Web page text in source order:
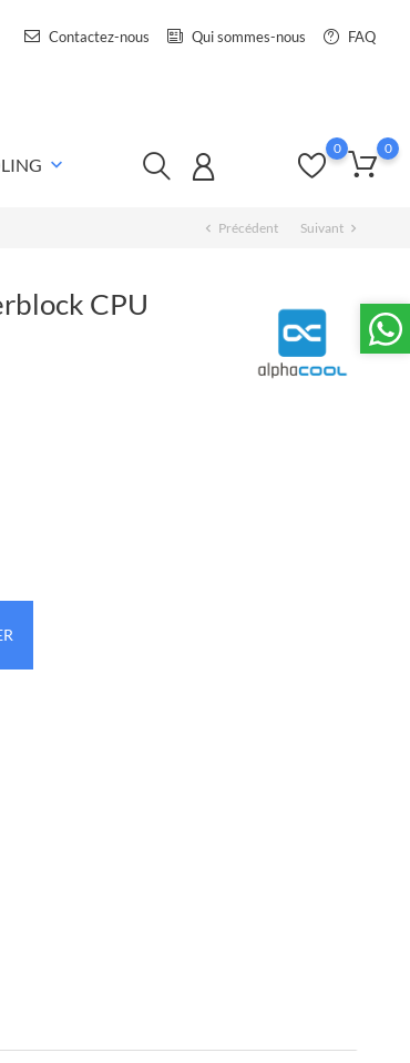
Contactez-nous Qui sommes-nous FAQ
keyboard_arrow_down
0
0
chevron_left Précédent Suivant chevron_right
CPU